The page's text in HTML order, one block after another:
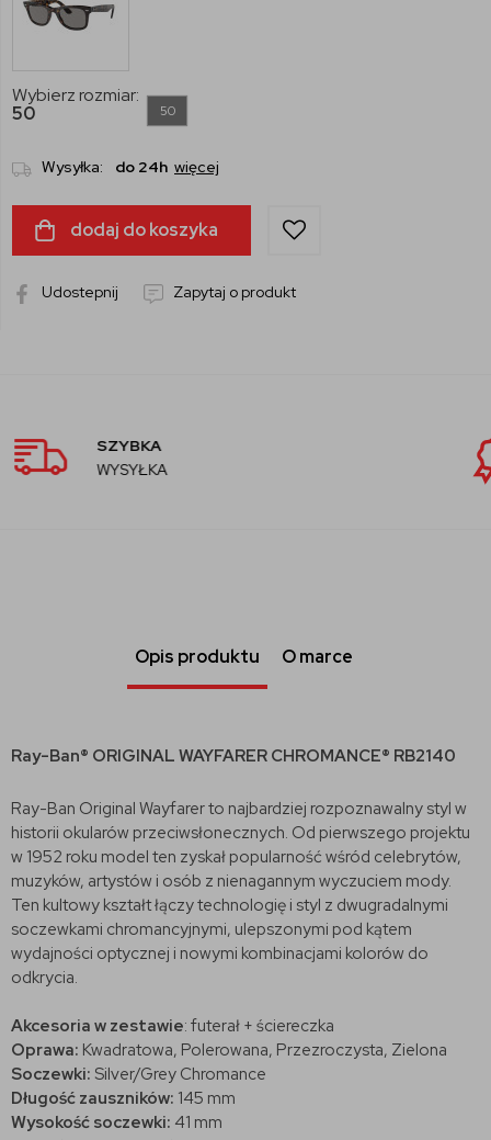
Wybierz rozmiar:
50
50
Wysyłka: do 24h więcej
dodaj do koszyka
Udostepnij Zapytaj o produkt
Opis produktu O marce
Ray-Ban® ORIGINAL WAYFARER CHROMANCE® RB2140
Ray-Ban Original Wayfarer to najbardziej rozpoznawalny styl w
historii okularów przeciwsłonecznych. Od pierwszego projektu
w 1952 roku model ten zyskał popularność wśród celebrytów,
muzyków, artystów i osób z nienagannym wyczuciem mody.
Ten kultowy kształt łączy technologię i styl z dwugradalnymi
soczewkami chromancyjnymi, ulepszonymi pod kątem
wydajności optycznej i nowymi kombinacjami kolorów do
odkrycia.
Akcesoria w zestawie: futerał + ściereczka
Oprawa: Kwadratowa, Polerowana, Przezroczysta, Zielona
Soczewki: Silver/Grey Chromance
Długość zauszników: 145 mm
Wysokość soczewki: 41 mm